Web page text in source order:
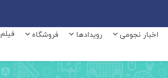
اخبار نجومی رویدادها فروشگاه
فیلم